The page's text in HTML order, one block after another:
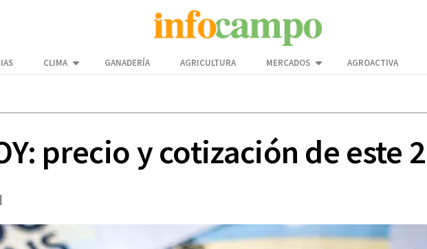
CLIMA GANADERÍA AGRICULTURA MERCADOS AGROACTIVA
precio y cotización de este